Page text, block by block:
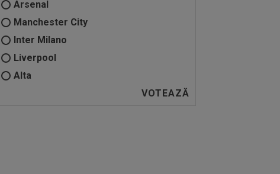
Arsenal
Manchester City
Inter Milano
Liverpool
Alta